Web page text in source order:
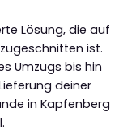
Lösung, die auf
ist.
Umzugs bis hin
deiner
in Kapfenberg